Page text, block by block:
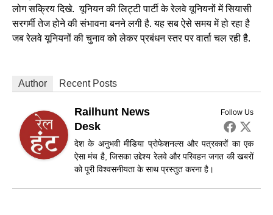
लोग सक्रिय दिखे. यूनियन की लिट्टी पार्टी के रेलवे यूनियनों में सियासी
सरगर्मी तेज होने की संभावना बनने लगी है. यह सब ऐसे समय में हो रहा है
जब रेलवे यूनियनों की चुनाव को लेकर प्रबंधन स्तर पर वार्ता चल रही है.
Author Recent Posts
Follow Us
Railhunt News
Desk
देश के अनुभवी मीडिया प्रोफेशनल्स और पत्रकारों का एक
ऐसा मंच है, जिसका उद्देश्य रेलवे और परिवहन जगत की खबरों
को पूरी विश्वसनीयता के साथ प्रस्तुत करना है।